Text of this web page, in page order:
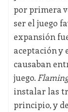
por primera
ser el juego
expansión
aceptación y
causaban
juego.
instalar las
principio, y